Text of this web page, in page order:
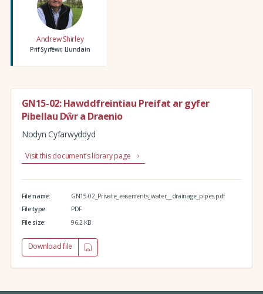
Andrew Shirley
Prif Syrfëwr, Llundain
GN15-02: Hawddfreintiau Preifat ar gyfer
Pibellau Dŵr a Draenio
Nodyn Cyfarwyddyd
Visit this document's library page
File name:
GN15-02_Private_easements_water__drainage_pipes.pdf
File type:
PDF
File size:
96.2 KB
Download file